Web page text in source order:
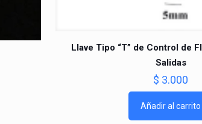
Llave Tipo “T” de Control de
Salidas
$ 3.000
Añadir al carrito